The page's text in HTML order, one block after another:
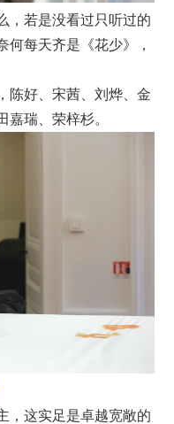
，若是没看过只听过的
何每天齐是《花少》，
陈好、宋茜、刘烨、金
嘉瑞、荣梓杉。
，这实足是卓越宽敞的